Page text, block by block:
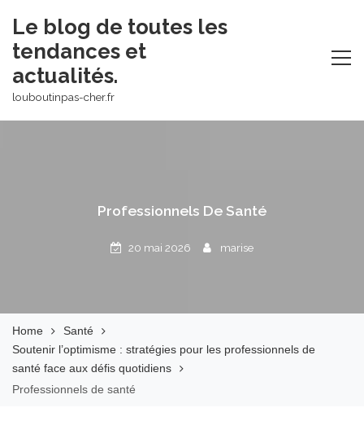
content
Le blog de toutes les
tendances et
actualités.
louboutinpas-cher.fr
Professionnels De Santé
20 mai 2026 marise
Home
Santé
Soutenir l’optimisme : stratégies pour les professionnels de
santé face aux défis quotidiens
Professionnels de santé